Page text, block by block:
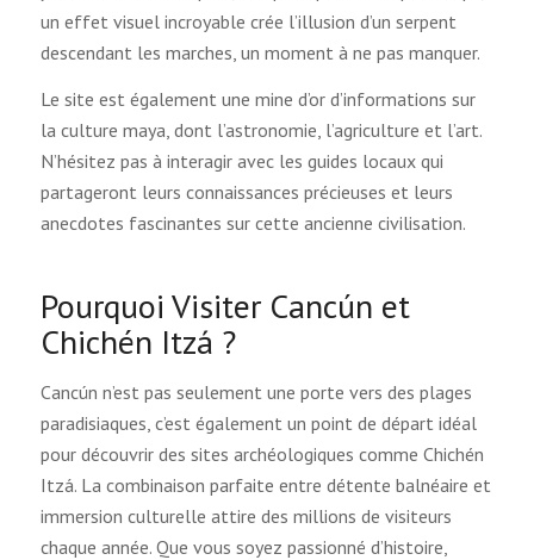
un effet visuel incroyable crée l’illusion d’un serpent
descendant les marches, un moment à ne pas manquer.
Le site est également une mine d’or d’informations sur
la culture maya, dont l’astronomie, l’agriculture et l’art.
N’hésitez pas à interagir avec les guides locaux qui
partageront leurs connaissances précieuses et leurs
anecdotes fascinantes sur cette ancienne civilisation.
Pourquoi Visiter Cancún et
Chichén Itzá ?
Cancún n’est pas seulement une porte vers des plages
paradisiaques, c’est également un point de départ idéal
pour découvrir des sites archéologiques comme Chichén
Itzá. La combinaison parfaite entre détente balnéaire et
immersion culturelle attire des millions de visiteurs
chaque année. Que vous soyez passionné d’histoire,